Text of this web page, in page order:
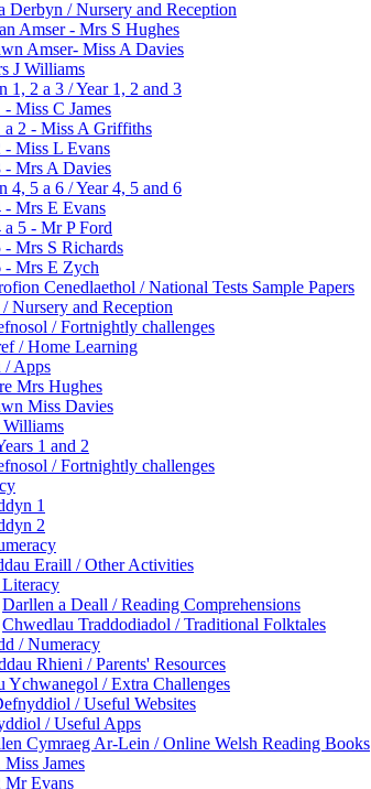
Derbyn / Nursery and Reception
Amser - Mrs S Hughes
Amser- Miss A Davies
J Williams
2 a 3 / Year 1, 2 and 3
Miss C James
2 - Miss A Griffiths
Miss L Evans
Mrs A Davies
5 a 6 / Year 4, 5 and 6
Mrs E Evans
5 - Mr P Ford
Mrs S Richards
Mrs E Zych
Cenedlaethol / National Tests Sample Papers
Nursery and Reception
/ Fortnightly challenges
/ Home Learning
/ Apps
Mrs Hughes
Miss Davies
1 and 2
/ Fortnightly challenges
1
2
Eraill / Other Activities
Darllen a Deall / Reading Comprehensions
Chwedlau Traddodiadol / Traditional Folktales
/ Numeracy
Rhieni / Parents' Resources
Ychwanegol / Extra Challenges
/ Useful Websites
/ Useful Apps
Cymraeg Ar-Lein / Online Welsh Reading Books
James
Evans